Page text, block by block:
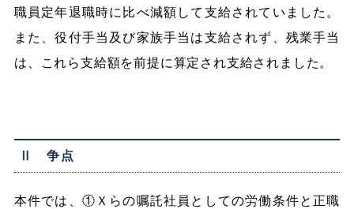
職員定年退職時に比べ減額して支給されていました。
また、役付手当及び家族手当は支給されず、残業手当
は、これら支給額を前提に算定され支給されました。
Ⅱ 争点
本件では、①Ｘらの嘱託社員としての労働条件と正職